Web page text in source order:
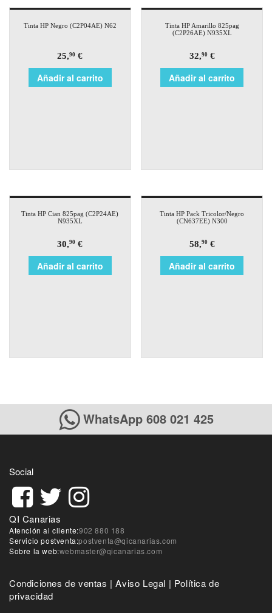
Tinta HP Negro (C2P04AE) N62
25,90 €
Añadir al carrito
Tinta HP Amarillo 825pag
(C2P26AE) N935XL
32,90€
Añadir al carrito
Tinta HP Cian 825pag (C2P24AE)
N935XL
30,90 €
Añadir al carrito
Tinta HP Pack Tricolor/Negro
(CN637EE) N300
58,90€
Añadir al carrito
WhatsApp 608 021 425
Social
QI Canarias
Atención al cliente:902 880 188
Servicio postventa:postventa@qicanarias.com
Sobre la web:webmaster@qicanarias.com
Condiciones de ventas |Aviso Legal | Política de
privacidad